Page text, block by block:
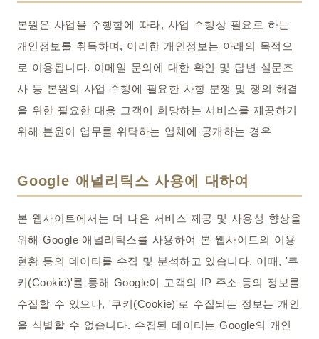
본원은 사업을 수행함에 따라, 사업 수행상 필요로 하는
개인정보를 취득하며, 이러한 개인정보는 아래의 목적으
로 이용됩니다. 이메일 문의에 대한 확인 및 답변 설문조
사 등 본원의 사업 수행에 필요한 사항 분쟁 및 쟁의 해결
을 위한 필요한 대응 고객이 희망하는 서비스를 제공하기
위해 본원이 업무를 위탁하는 업체에 공개하는 경우
Google 애널리틱스 사용에 대하여
본 웹사이트에서는 더 나은 서비스 제공 및 사용성 향상을
위해 Google 애널리틱스를 사용하여 본 웹사이트의 이용
현황 등의 데이터를 수집 및 분석하고 있습니다. 이때, '쿠
키(Cookie)'를 통해 Google이 고객의 IP 주소 등의 정보를
수집할 수 있으나, '쿠키(Cookie)'로 수집되는 정보는 개인
을 식별할 수 없습니다. 수집된 데이터는 Google의 개인